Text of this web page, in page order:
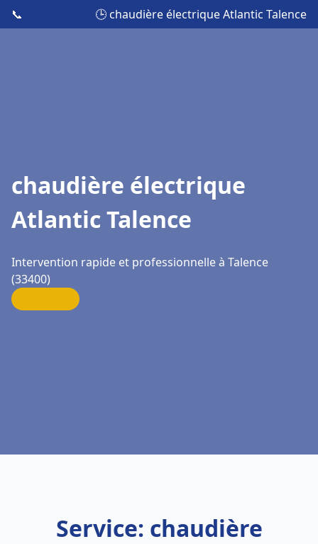
📞 🕒 chaudière électrique Atlantic Talence
chaudière électrique
Atlantic Talence
Intervention rapide et professionnelle à Talence
(33400)
Service: chaudière